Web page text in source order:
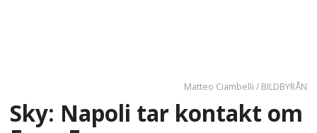
Matteo Ciambelli / BILDBYRÅN
Sky: Napoli tar kontakt om